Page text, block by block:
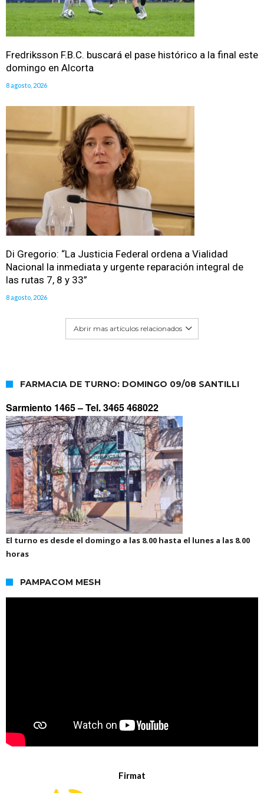
Fredriksson F.B.C. buscará el pase histórico a la final este
domingo en Alcorta
8 agosto, 2026
Di Gregorio: “La Justicia Federal ordena a Vialidad
Nacional la inmediata y urgente reparación integral de
las rutas 7, 8 y 33”
8 agosto, 2026
Abrir mas artículos relacionados
FARMACIA DE TURNO: DOMINGO 09/08 SANTILLI
Sarmiento 1465 –Tel. 3465 468022
El turno es desde el domingo a las 8.00 hasta el lunes a las 8.00
horas
PAMPACOM MESH
Firmat